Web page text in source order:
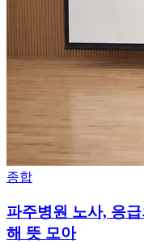
종합
파주병원 노사, 응
해 뜻 모아